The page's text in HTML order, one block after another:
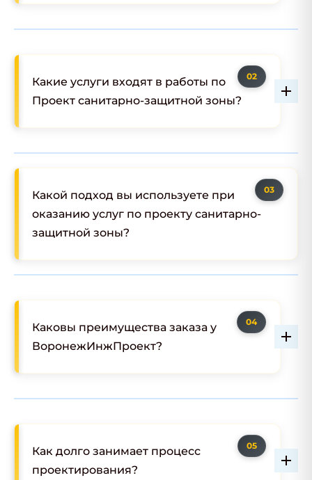
Какие услуги входят в работы по
Проект санитарно-защитной зоны?
Какой подход вы используете при
оказанию услуг по проекту санитарно-
защитной зоны?
Каковы преимущества заказа у
ВоронежИнжПроект?
Как долго занимает процесс
проектирования?